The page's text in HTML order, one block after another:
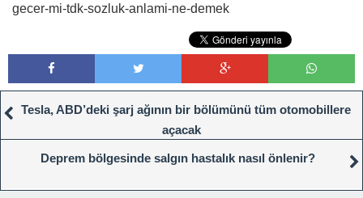
gecer-mi-tdk-sozluk-anlami-ne-demek
Tesla, ABD’deki şarj ağının bir bölümünü tüm otomobillere
açacak
Deprem bölgesinde salgın hastalık nasıl önlenir?